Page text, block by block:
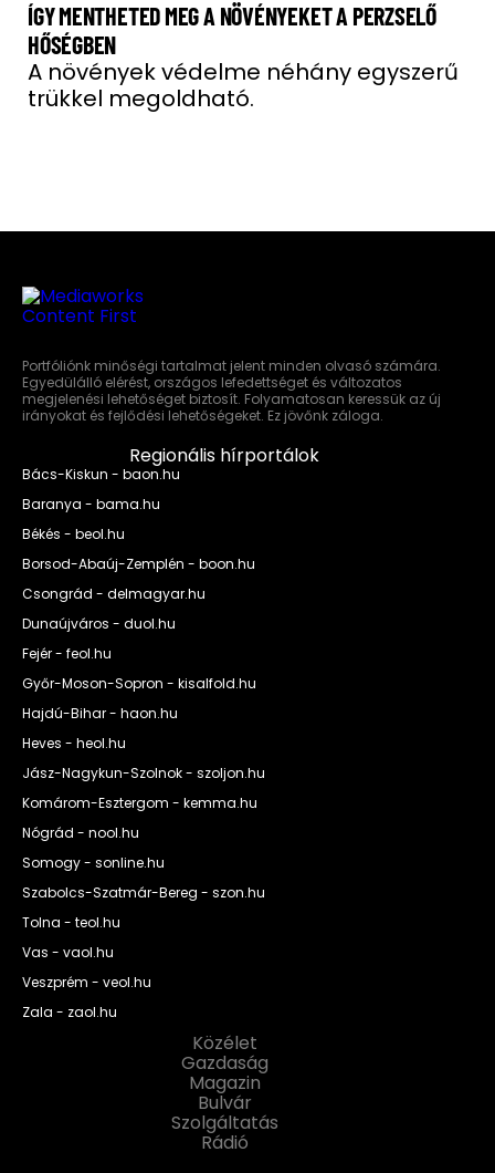
ÍGY MENTHETED MEG A NÖVÉNYEKET A PERZSELŐ
HŐSÉGBEN
A növények védelme néhány egyszerű
trükkel megoldható.
Portfóliónk minőségi tartalmat jelent minden olvasó számára.
Egyedülálló elérést, országos lefedettséget és változatos
megjelenési lehetőséget biztosít. Folyamatosan keressük az új
irányokat és fejlődési lehetőségeket. Ez jövőnk záloga.
Regionális hírportálok
Bács-Kiskun - baon.hu
Baranya - bama.hu
Békés - beol.hu
Borsod-Abaúj-Zemplén - boon.hu
Csongrád - delmagyar.hu
Dunaújváros - duol.hu
Fejér - feol.hu
Győr-Moson-Sopron - kisalfold.hu
Hajdú-Bihar - haon.hu
Heves - heol.hu
Jász-Nagykun-Szolnok - szoljon.hu
Komárom-Esztergom - kemma.hu
Nógrád - nool.hu
Somogy - sonline.hu
Szabolcs-Szatmár-Bereg - szon.hu
Tolna - teol.hu
Vas - vaol.hu
Veszprém - veol.hu
Zala - zaol.hu
Közélet
Gazdaság
Magazin
Bulvár
Szolgáltatás
Rádió